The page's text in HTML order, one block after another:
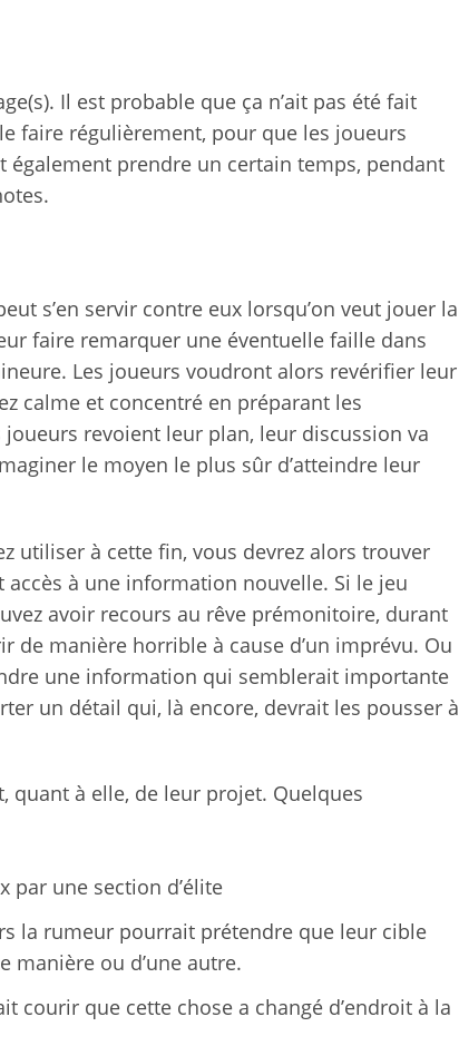
Il est probable que ça n’ait pas été fait
faire régulièrement, pour que les joueurs
également prendre un certain temps, pendant
s’en servir contre eux lorsqu’on veut jouer la
faire remarquer une éventuelle faille dans
Les joueurs voudront alors revérifier leur
calme et concentré en préparant les
revoient leur plan, leur discussion va
le moyen le plus sûr d’atteindre leur
utiliser à cette fin, vous devrez alors trouver
à une information nouvelle. Si le jeu
avoir recours au rêve prémonitoire, durant
de manière horrible à cause d’un imprévu. Ou
une information qui semblerait importante
un détail qui, là encore, devrait les pousser à
quant à elle, de leur projet. Quelques
par une section d’élite
la rumeur pourrait prétendre que leur cible
manière ou d’une autre.
courir que cette chose a changé d’endroit à la